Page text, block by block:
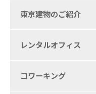
東京建物のご紹介
レンタルオフィス
コワーキング